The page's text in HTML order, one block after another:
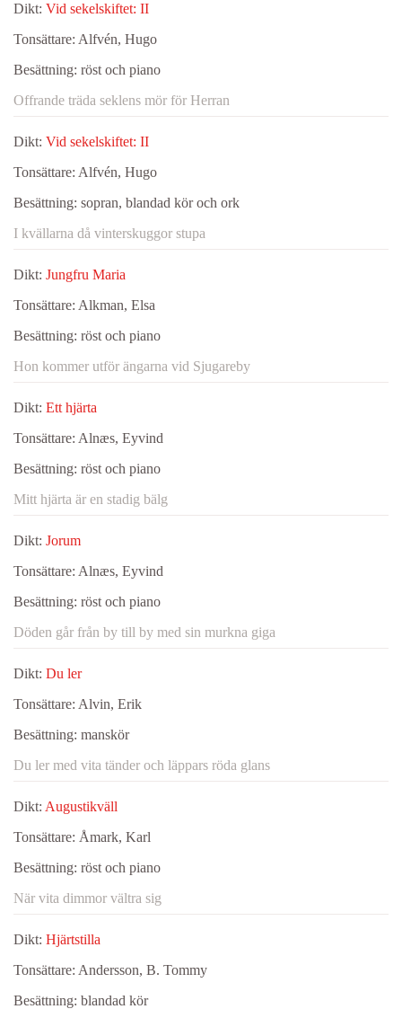
Dikt: Vid sekelskiftet: II
Tonsättare: Alfvén, Hugo
Besättning: röst och piano
Offrande träda seklens mör för Herran
Dikt: Vid sekelskiftet: II
Tonsättare: Alfvén, Hugo
Besättning: sopran, blandad kör och ork
I kvällarna då vinterskuggor stupa
Dikt: Jungfru Maria
Tonsättare: Alkman, Elsa
Besättning: röst och piano
Hon kommer utför ängarna vid Sjugareby
Dikt: Ett hjärta
Tonsättare: Alnæs, Eyvind
Besättning: röst och piano
Mitt hjärta är en stadig bälg
Dikt: Jorum
Tonsättare: Alnæs, Eyvind
Besättning: röst och piano
Döden går från by till by med sin murkna giga
Dikt: Du ler
Tonsättare: Alvin, Erik
Besättning: manskör
Du ler med vita tänder och läppars röda glans
Dikt: Augustikväll
Tonsättare: Åmark, Karl
Besättning: röst och piano
När vita dimmor vältra sig
Dikt: Hjärtstilla
Tonsättare: Andersson, B. Tommy
Besättning: blandad kör